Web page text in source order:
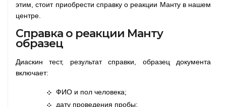
этим, стоит приобрести справку о реакции Манту в нашем
центре.
Справка о реакции Манту
образец
Диаскин тест, результат справки, образец документа
включает:
ФИО и пол человека;
дату проведения пробы;